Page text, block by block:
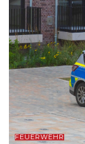
FEUERWEHR